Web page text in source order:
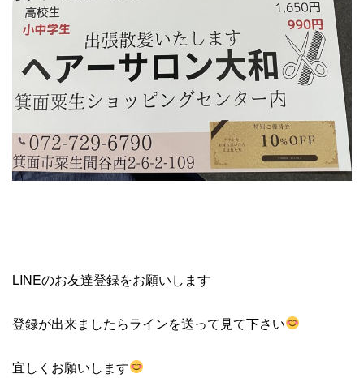
LINEのお友達登録をお願いします
登録が出来ましたらラインを送って見て下さい
宜しくお願いします